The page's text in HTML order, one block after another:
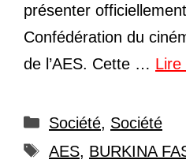
présenter
Confédération du
de l’AES. Cette … Lire
Catégories
Société, Société
Étiquettes
AES, BURKINA